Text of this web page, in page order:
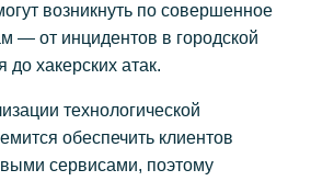
возникнуть по совершенное
— от инцидентов в городской
до хакерских атак.
технологической
обеспечить клиентов
сервисами, поэтому